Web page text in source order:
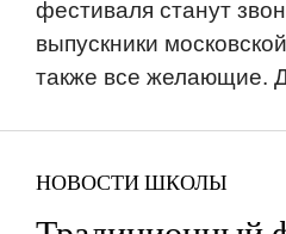
фестиваля станут
выпускники
также все желающие.
НОВОСТИ ШКОЛЫ